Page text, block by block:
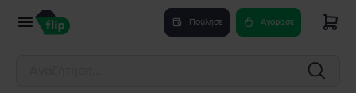
Πούλησε Αγόρασε